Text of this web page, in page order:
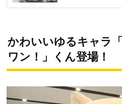
かわいいゆるキャラ
ワン！」くん登場！